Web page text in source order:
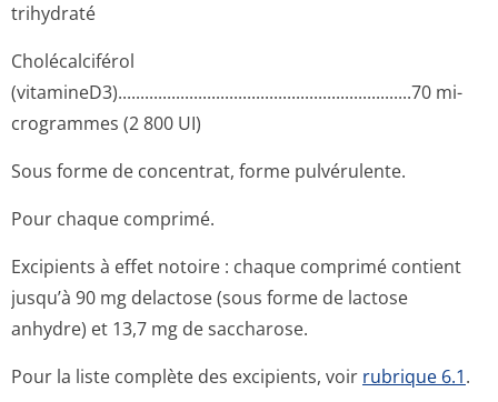
trihydraté
Cholécalciférol
(vitamineD3).­.............­.............­.............­.............­.............70 mi­
crogrammes (2 800 UI)
Sous forme de concentrat, forme pulvérulente.
Pour chaque comprimé.
Excipients à effet notoire : chaque comprimé contient
jusqu’à 90 mg delactose (sous forme de lactose
anhydre) et 13,7 mg de saccharose.
Pour la liste complète des excipients, voir rubrique 6.1.